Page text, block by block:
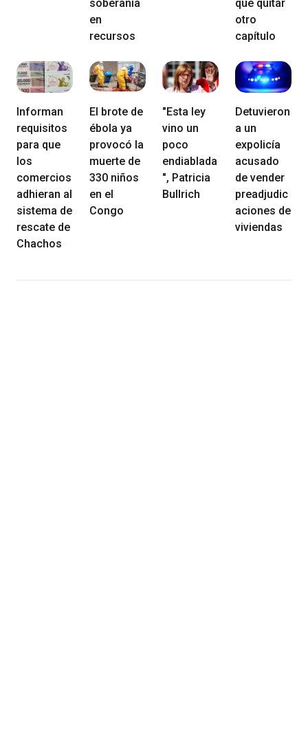
soberanía
en
recursos
que quitar
otro
capítulo
Informan
requisitos
para que
los
comercios
adhieran al
sistema de
rescate de
Chachos
El brote de
ébola ya
provocó la
muerte de
330 niños
en el
Congo
"Esta ley
vino un
poco
endiablada
", Patricia
Bullrich
Detuvieron
a un
expolicía
acusado
de vender
preadjudic
aciones de
viviendas